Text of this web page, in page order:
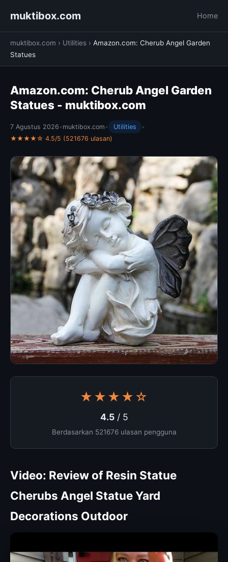
muktibox.com Home
muktibox.com › Utilities › Amazon.com: Cherub Angel Garden
Statues
Amazon.com: Cherub Angel Garden
Statues - muktibox.com
7 Agustus 2026 • muktibox.com • Utilities
•
★★★★☆ 4.5/5 (521676 ulasan)
★★★★☆
4.5/ 5
Berdasarkan 521676 ulasan pengguna
Video: Review of Resin Statue
Cherubs Angel Statue Yard
Decorations Outdoor